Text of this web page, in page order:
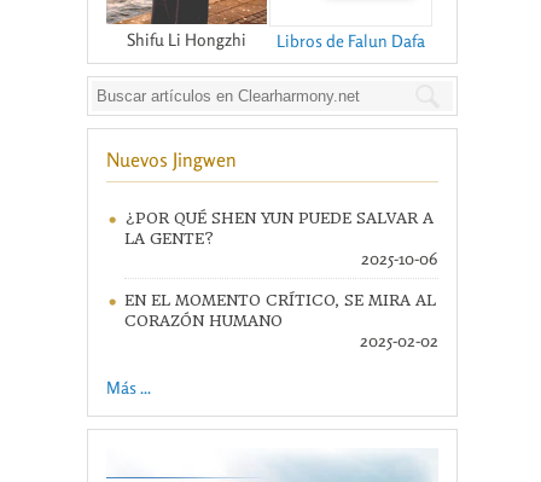
Shifu Li Hongzhi Libros de Falun Dafa
Nuevos Jingwen
¿POR QUÉ SHEN YUN PUEDE SALVAR A
LA GENTE?
2025-10-06
EN EL MOMENTO CRÍTICO, SE MIRA AL
CORAZÓN HUMANO
2025-02-02
Más ...